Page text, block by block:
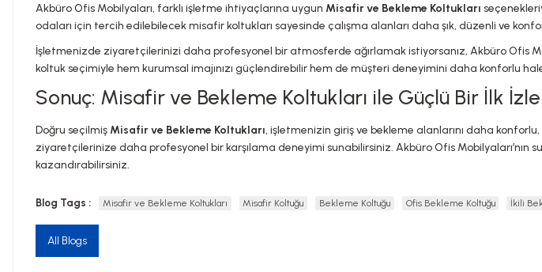
Akbüro Ofis Mobilyaları, farklı işletme ihtiyaçlarına uygun Misafir ve Bekleme Koltukları
odaları için tercih edilebilecek misafir koltukları sayesinde çalışma alanları daha şık, düzenli ve
İşletmenizde ziyaretçilerinizi daha profesyonel bir atmosferde ağırlamak istiyorsanız, Akbüro Ofis
koltuk seçimiyle hem kurumsal imajınızı güçlendirebilir hem de müşteri deneyimini daha konforlu
Sonuç: Misafir ve Bekleme Koltukları ile Güçlü Bir İlk
Doğru seçilmiş Misafir ve Bekleme Koltukları, işletmenizin giriş ve bekleme alanlarını daha
ziyaretçilerinize daha profesyonel bir karşılama deneyimi sunabilirsiniz. Akbüro Ofis Mobilyaları’nın
kazandırabilirsiniz.
Blog Tags : Misafir ve Bekleme Koltukları Misafir Koltuğu Bekleme Koltuğu Ofis Bekleme Koltuğu İkili
All Blogs